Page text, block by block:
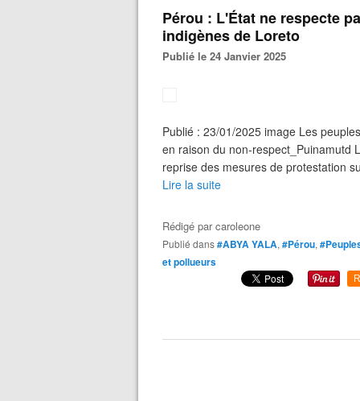
Pérou : L'État ne respecte
indigènes de Loreto
Publié le 24 Janvier 2025
Publié : 23/01/2025 image Les
en raison du non-respect_Puinamutd
reprise des mesures de protestation
Lire la suite
Rédigé parcaroleone
Publié dans#ABYA YALA, #Pérou,
et pollueurs